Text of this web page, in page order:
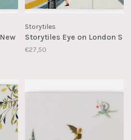
Storytiles
Storytiles Eye on London S
€27,50